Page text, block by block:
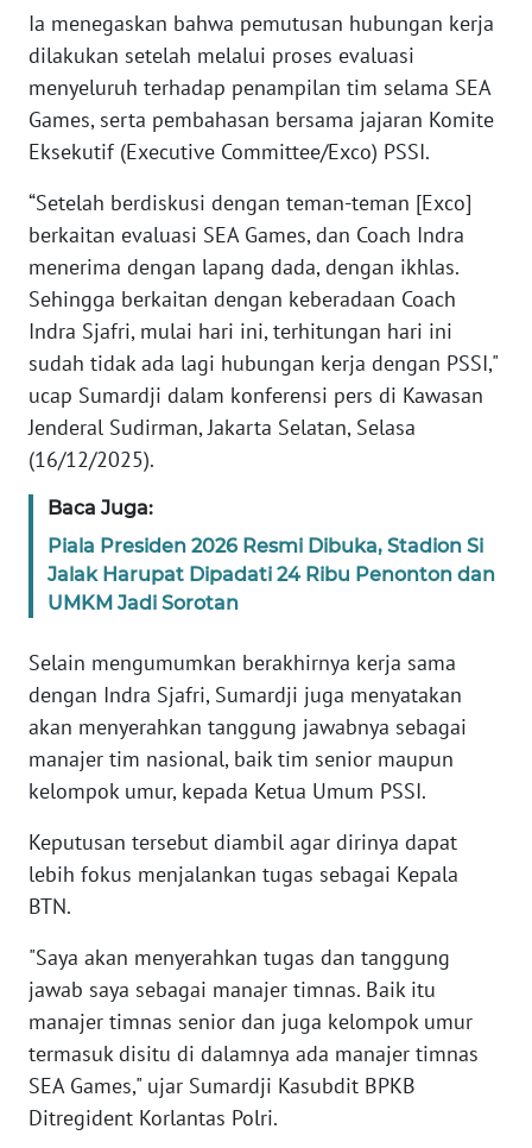
Ia menegaskan bahwa pemutusan hubungan kerja
dilakukan setelah melalui proses evaluasi
menyeluruh terhadap penampilan tim selama SEA
Games, serta pembahasan bersama jajaran Komite
Eksekutif (Executive Committee/Exco) PSSI.
“Setelah berdiskusi dengan teman-teman [Exco]
berkaitan evaluasi SEA Games, dan Coach Indra
menerima dengan lapang dada, dengan ikhlas.
Sehingga berkaitan dengan keberadaan Coach
Indra Sjafri, mulai hari ini, terhitungan hari ini
sudah tidak ada lagi hubungan kerja dengan PSSI,"
ucap Sumardji dalam konferensi pers di Kawasan
Jenderal Sudirman, Jakarta Selatan, Selasa
(16/12/2025).
Baca Juga:
Piala Presiden 2026 Resmi Dibuka, Stadion Si
Jalak Harupat Dipadati 24 Ribu Penonton dan
UMKM Jadi Sorotan
Selain mengumumkan berakhirnya kerja sama
dengan Indra Sjafri, Sumardji juga menyatakan
akan menyerahkan tanggung jawabnya sebagai
manajer tim nasional, baik tim senior maupun
kelompok umur, kepada Ketua Umum PSSI.
Keputusan tersebut diambil agar dirinya dapat
lebih fokus menjalankan tugas sebagai Kepala
BTN.
"Saya akan menyerahkan tugas dan tanggung
jawab saya sebagai manajer timnas. Baik itu
manajer timnas senior dan juga kelompok umur
termasuk disitu di dalamnya ada manajer timnas
SEA Games," ujar Sumardji Kasubdit BPKB
Ditregident Korlantas Polri.
REDAKSI
KARIR
DISCLAIMER
Wahana
News
Regional
WN
SUMUT
WN
WN
JABAR
BANTEN
WN
KEPRI
WN
WN
PAPUA
BARAT
WN
RIAU